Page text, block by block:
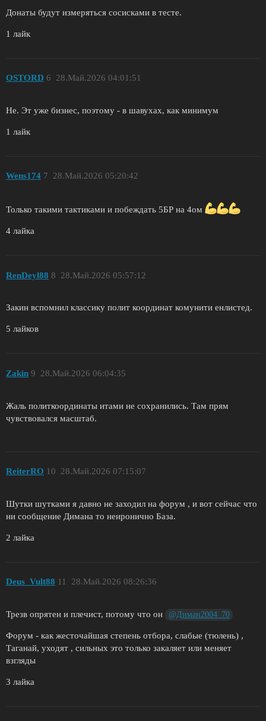
Донаты будут измеряться сосисками в тесте.
1 лайк
OSTORD 28.Май.2026 04:01:51
6
Не. Эт уже бизнес, поэтому - в шавухах, как минимум
1 лайк
Wens174 28.Май.2026 05:20:42
7
Только такими тактиками и побеждать 5БР на 4ом
4 лайка
RenDeyl88 28.Май.2026 05:57:12
8
Закин вспомнил классику полит координат комунити енлистед.
5 лайков
Zakin 28.Май.2026 06:04:35
9
Жаль политкоординаты итами не сохранились. Там прям
чувствовался масштаб.
ReiterRO 28.Май.2026 07:15:07
10
Шутки шутками я давно не заходил на форум , и вот сейчас что
ни сообщение Димана то неиронично База.
2 лайка
Deus_Vult88 28.Май.2026 08:26:36
11
Трезв опрятен и плечист, потому что он @Диман2004_70
Форум - как жесточайшая степень отбора, слабые (тюлень) ,
Таганай, уходят , сильных это только закаляет или меняет
взгляды
3 лайка